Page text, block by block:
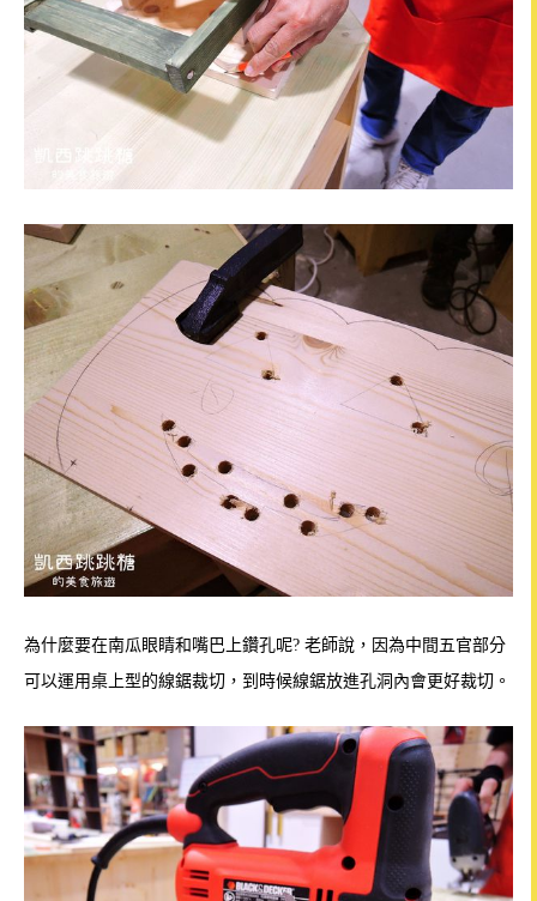
為什麼要在南瓜眼睛和嘴巴上鑽孔呢? 老師說，因為中間五官部分
可以運用桌上型的線鋸裁切，到時候線鋸放進孔洞內會更好裁切。